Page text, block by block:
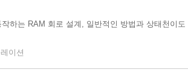
하는 RAM 회로 설계, 일반적인 방법과 상태천이
이션